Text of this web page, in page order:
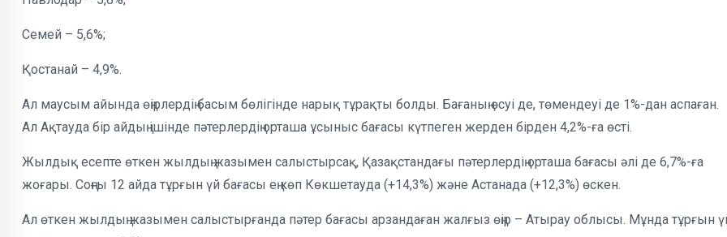
Семей – 5,6%;
Қостанай – 4,9%.
Ал маусым айында өңірлердің басым бөлігінде нарық тұрақты болды. Бағаның өсуі де, төмендеуі де 1%-дан аспаған.
Ал Ақтауда бір айдың ішінде пәтерлердің орташа ұсыныс бағасы күтпеген жерден бірден 4,2%-ға өсті.
Жылдық есепте өткен жылдың жазымен салыстырсақ, Қазақстандағы пәтерлердің орташа бағасы әлі де 6,7%-ға
жоғары. Соңғы 12 айда тұрғын үй бағасы ең көп Көкшетауда (+14,3%) және Астанада (+12,3%) өскен.
Ал өткен жылдың жазымен салыстырғанда пәтер бағасы арзандаған жалғыз өңір – Атырау облысы. Мұнда тұрғын